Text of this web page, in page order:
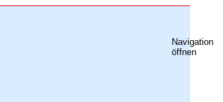
Navigation
öffnen